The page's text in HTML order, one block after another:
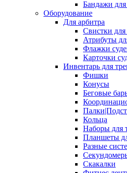
Бандажи
Оборудование
Для арбитра
Свистки для
Атрибуты
Флажки
Карточки
Инвентарь для
Фишки
Конусы
Беговые
Кольца
Наборы для
Планшеты
Разные
Скакалки